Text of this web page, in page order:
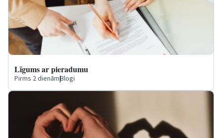
Līgums ar pieradumu
Pirms 2 dienām|Blogi